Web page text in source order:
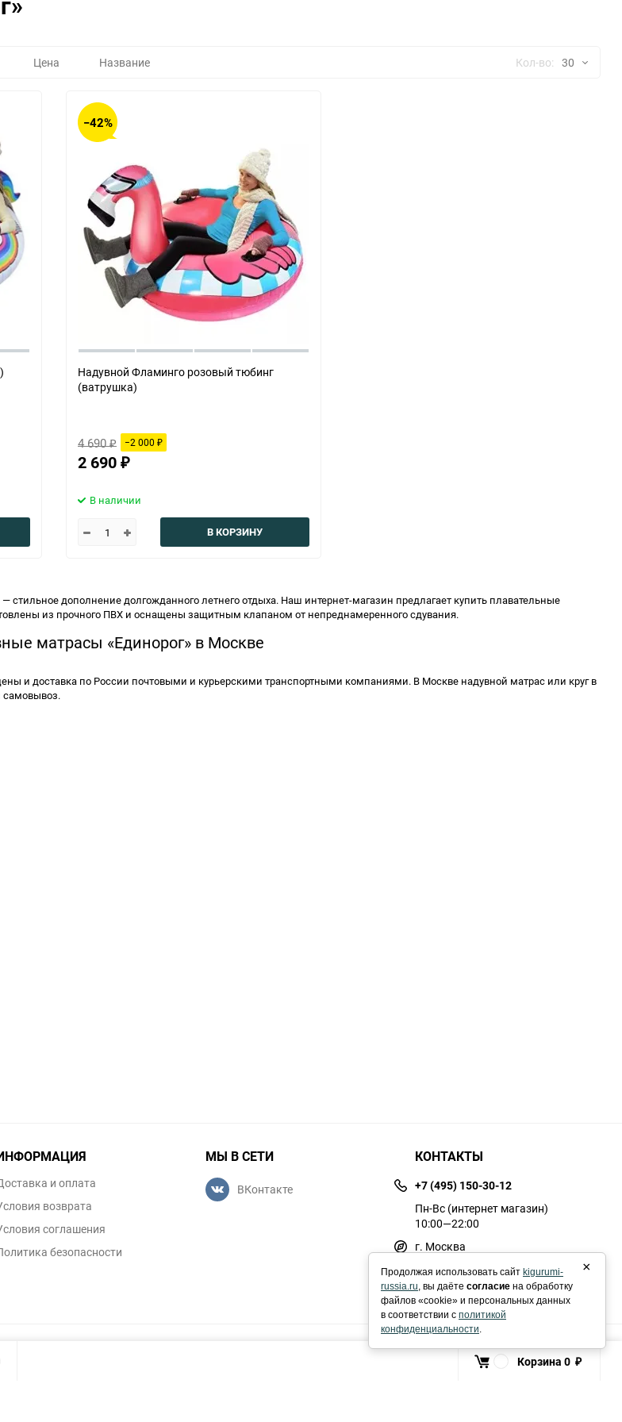
Цена Название Кол-во: 30
−42%
Надувной Фламинго розовый тюбинг
(ватрушка)
4 690₽ −2 000 ₽
2 690 ₽
В наличии
В КОРЗИНУ
стильное дополнение долгожданного летнего отдыха. Наш интернет-магазин предлагает купить плавательные
из прочного ПВХ и оснащены защитным клапаном от непреднамеренного сдувания.
матрасы «Единорог» в Москве
и доставка по России почтовыми и курьерскими транспортными компаниями. В Москве надувной матрас или круг в
самовывоз.
и оплата
возврата
соглашения
безопасности
МЫ В СЕТИ
ВКонтакте
КОНТАКТЫ
+7 (495) 150-30-12
Пн-Вс (интернет магазин)
10:00—22:00
г. Москва
kigurumi-russia@yandex.ru
Корзина 0 ₽
Продолжая использовать сайт kigurumi-
russia.ru, вы даёте согласие на обработку
файлов «cookie» и персональных данных
в соответствии с политикой
конфиденциальности.
×